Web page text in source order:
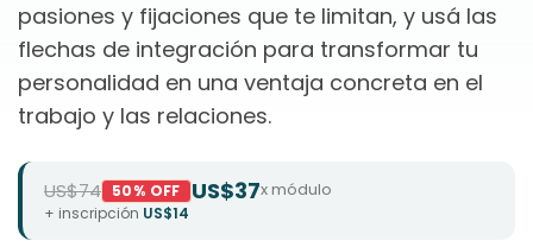
pasiones y fijaciones que te limitan, y usá las
flechas de integración para transformar tu
personalidad en una ventaja concreta en el
trabajo y las relaciones.
US$74 50% OFF US$37x módulo
+ inscripción US$14